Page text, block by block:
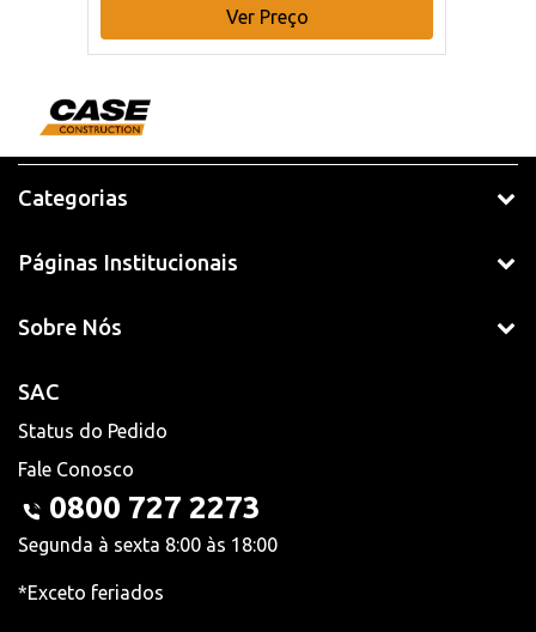
Ver Preço
Categorias
Páginas Institucionais
Sobre Nós
SAC
Status do Pedido
Fale Conosco
0800 727 2273
Segunda à sexta 8:00 às 18:00
*Exceto feriados